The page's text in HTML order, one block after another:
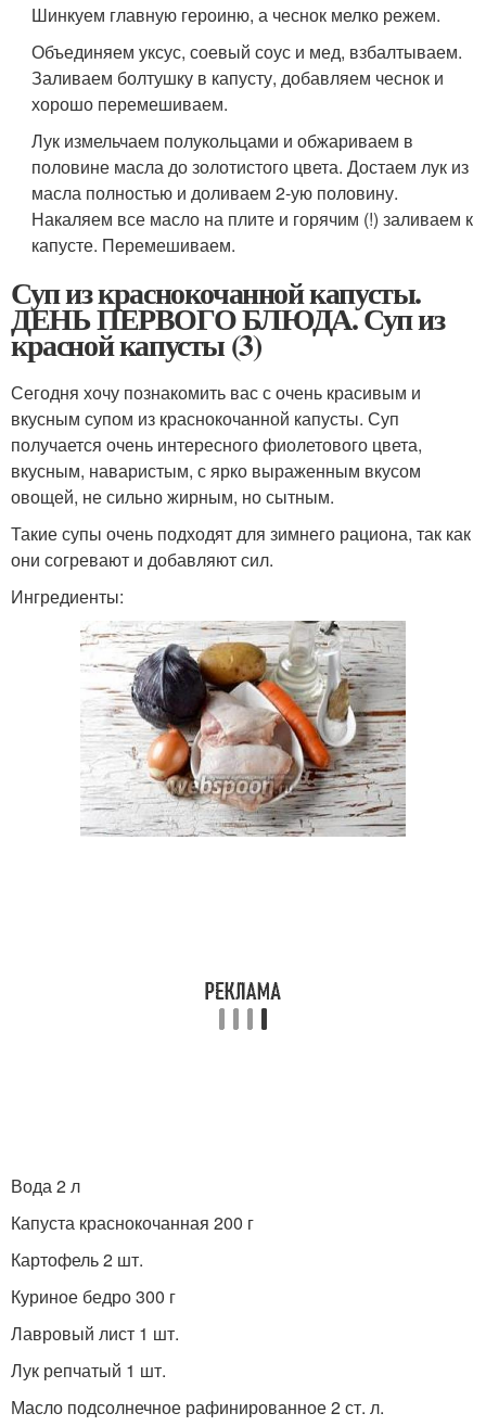
Шинкуем главную героиню, а чеснок мелко режем.
Объединяем уксус, соевый соус и мед, взбалтываем.
Заливаем болтушку в капусту, добавляем чеснок и
хорошо перемешиваем.
Лук измельчаем полукольцами и обжариваем в
половине масла до золотистого цвета. Достаем лук из
масла полностью и доливаем 2-ую половину.
Накаляем все масло на плите и горячим (!) заливаем к
капусте. Перемешиваем.
Суп из краснокочанной капусты.
ДЕНЬ ПЕРВОГО БЛЮДА. Суп из
красной капусты (3)
Сегодня хочу познакомить вас с очень красивым и
вкусным супом из краснокочанной капусты. Суп
получается очень интересного фиолетового цвета,
вкусным, наваристым, с ярко выраженным вкусом
овощей, не сильно жирным, но сытным.
Такие супы очень подходят для зимнего рациона, так как
они согревают и добавляют сил.
Ингредиенты:
Вода 2 л
Капуста краснокочанная 200 г
Картофель 2 шт.
Куриное бедро 300 г
Лавровый лист 1 шт.
Лук репчатый 1 шт.
Масло подсолнечное рафинированное 2 ст. л.